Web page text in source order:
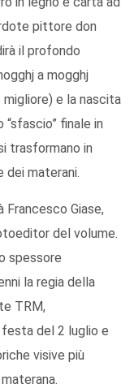
pittore don
il profondo
a mogghj
migliore) e la nascita
finale in
trasformano in
materani.
Francesco Giase,
del volume.
spessore
la regia della
TRM,
del 2 luglio e
visive più